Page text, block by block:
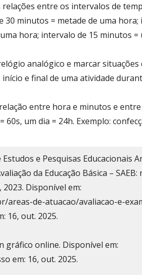
relações entre os intervalos de
30 minutos = metade de uma
hora; intervalo de 15 minutos =
analógico e marcar situações
e final de uma atividade
entre hora e minutos e
60s, um dia = 24h. Exemplo:
e Pesquisas Educacionais
da Educação Básica –
Disponível em:
de-atuacao/avaliacao-e-
16, out. 2025.
gráfico online. Disponível em:
em: 16, out. 2025.